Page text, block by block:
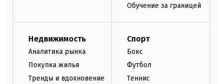
Обучение за границей
Недвижимость
Аналитика рынка
Покупка жилья
Тренды и вдохновение
Спорт
Бокс
Футбол
Теннис